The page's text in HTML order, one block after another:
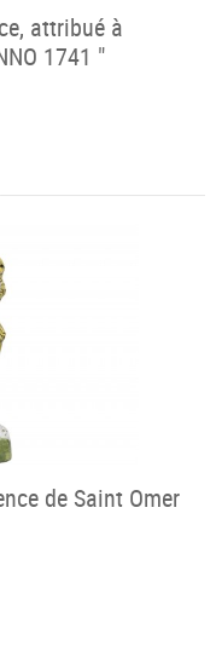
attribué à
1741 "
de Saint Omer